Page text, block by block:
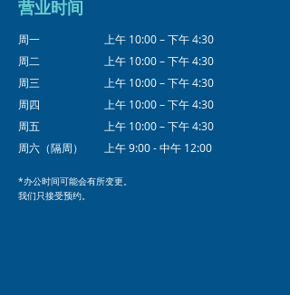
营业时间
周一
周二
周三
周四
周五
周六（隔周）
上午 10:00 – 下午 4:30
上午 10:00 – 下午 4:30
上午 10:00 – 下午 4:30
上午 10:00 – 下午 4:30
上午 10:00 – 下午 4:30
上午 9:00 - 中午 12:00
*办公时间可能会有所变更。
我们只接受预约。